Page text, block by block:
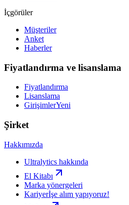
İçgörüler
Müşteriler
Anket
Haberler
Fiyatlandırma ve lisanslama
Fiyatlandırma
Lisanslama
GirişimlerYeni
Şirket
Hakkımızda
Ultralytics hakkında
El Kitabı
Marka yönergeleri
Kariyerİşe alım yapıyoruz!